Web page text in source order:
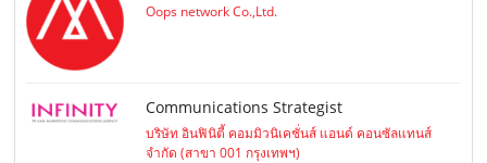
Oops network Co.,Ltd.
Communications Strategist
บริษัท อินฟินิตี้ คอมมิวนิเคชั่นส์ แอนด์ คอนซัลแทนส์
จำกัด (สาขา 001 กรุงเทพฯ)